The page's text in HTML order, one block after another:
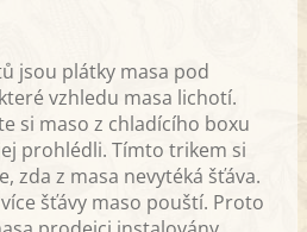
jsou plátky masa pod
vzhledu masa lichotí.
si maso z chladícího boxu
prohlédli. Tímto trikem si
zda z masa nevytéká šťáva.
šťávy maso pouští. Proto